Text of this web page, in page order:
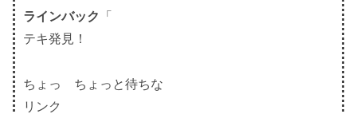
ラインバック
「
テキ発見！
ちょっ ちょっと待ちな
リンク